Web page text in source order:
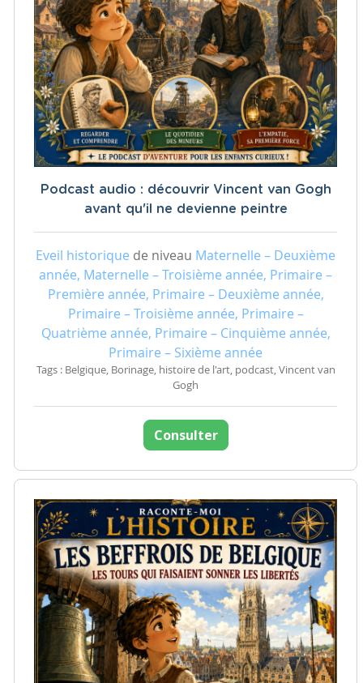
Podcast audio : découvrir Vincent van Gogh
avant qu'il ne devienne peintre
Eveil historique de niveau Maternelle – Deuxième
année, Maternelle – Troisième année, Primaire –
Première année, Primaire – Deuxième année,
Primaire – Troisième année, Primaire –
Quatrième année, Primaire – Cinquième année,
Primaire – Sixième année
Tags : Belgique, Borinage, histoire de l'art, podcast, Vincent van
Gogh
Consulter